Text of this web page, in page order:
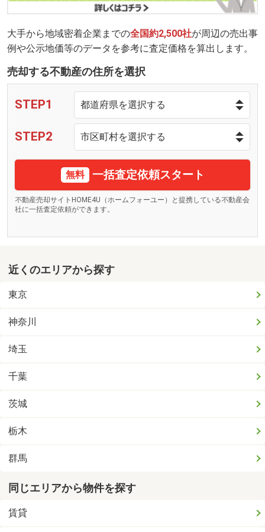
大手から地域密着企業までの全国約2,500社が周辺の売出事
例や公示地価等のデータを参考に査定価格を算出します。
売却する不動産の住所を選択
STEP1
STEP2
無料 一括査定依頼スタート
不動産売却サイトHOME4U（ホームフォーユー）と提携している不動産会
社に一括査定依頼ができます。
近くのエリアから探す
東京
神奈川
埼玉
千葉
茨城
栃木
群馬
同じエリアから物件を探す
賃貸